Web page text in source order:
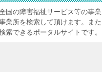
国の障害福祉サービス等の事
業所を検索して頂けます。ま
索できるポータルサイトです。